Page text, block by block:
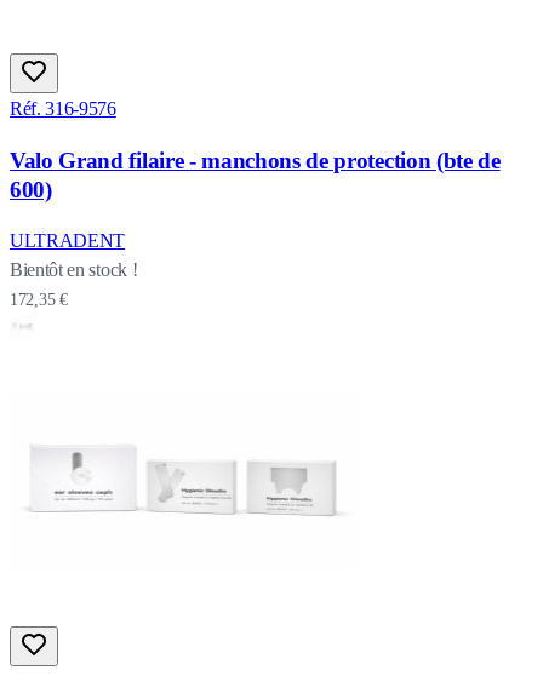
Réf. 316-9576
Valo Grand filaire - manchons de protection (bte de
600)
ULTRADENT
Bientôt en stock !
172,35 €